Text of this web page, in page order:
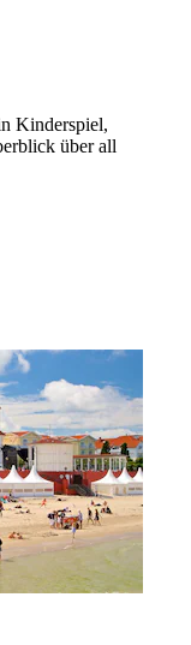
Kinderspiel,
über all